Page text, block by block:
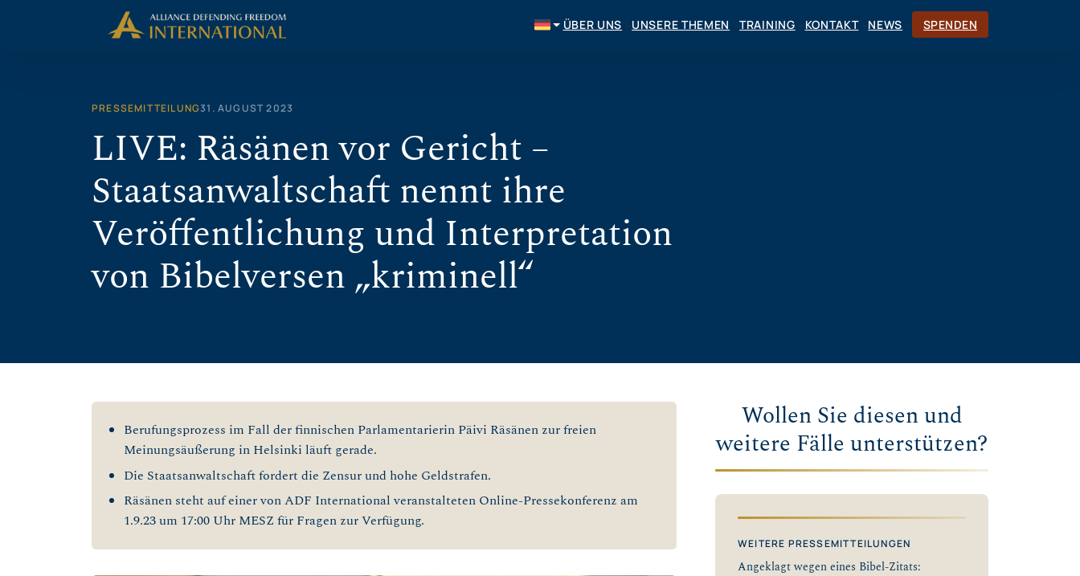
ÜBER UNS UNSERE THEMEN TRAINING KONTAKT NEWS SPENDEN
PRESSEMITTEILUNG31. AUGUST 2023
LIVE: Räsänen vor Gericht –
Staatsanwaltschaft nennt ihre
Veröffentlichung und Interpretation
von Bibelversen „kriminell“
Berufungsprozess im Fall der finnischen Parlamentarierin Päivi Räsänen zur freien
Meinungsäußerung in Helsinki läuft gerade.
Die Staatsanwaltschaft fordert die Zensur und hohe Geldstrafen.
Räsänen steht auf einer von ADF International veranstalteten Online-Pressekonferenz am
1.9.23 um 17:00 Uhr MESZ für Fragen zur Verfügung.
Wollen Sie diesen und
weitere Fälle unterstützen?
WEITERE PRESSEMITTEILUNGEN
Angeklagt wegen eines Bibel-Zitats: